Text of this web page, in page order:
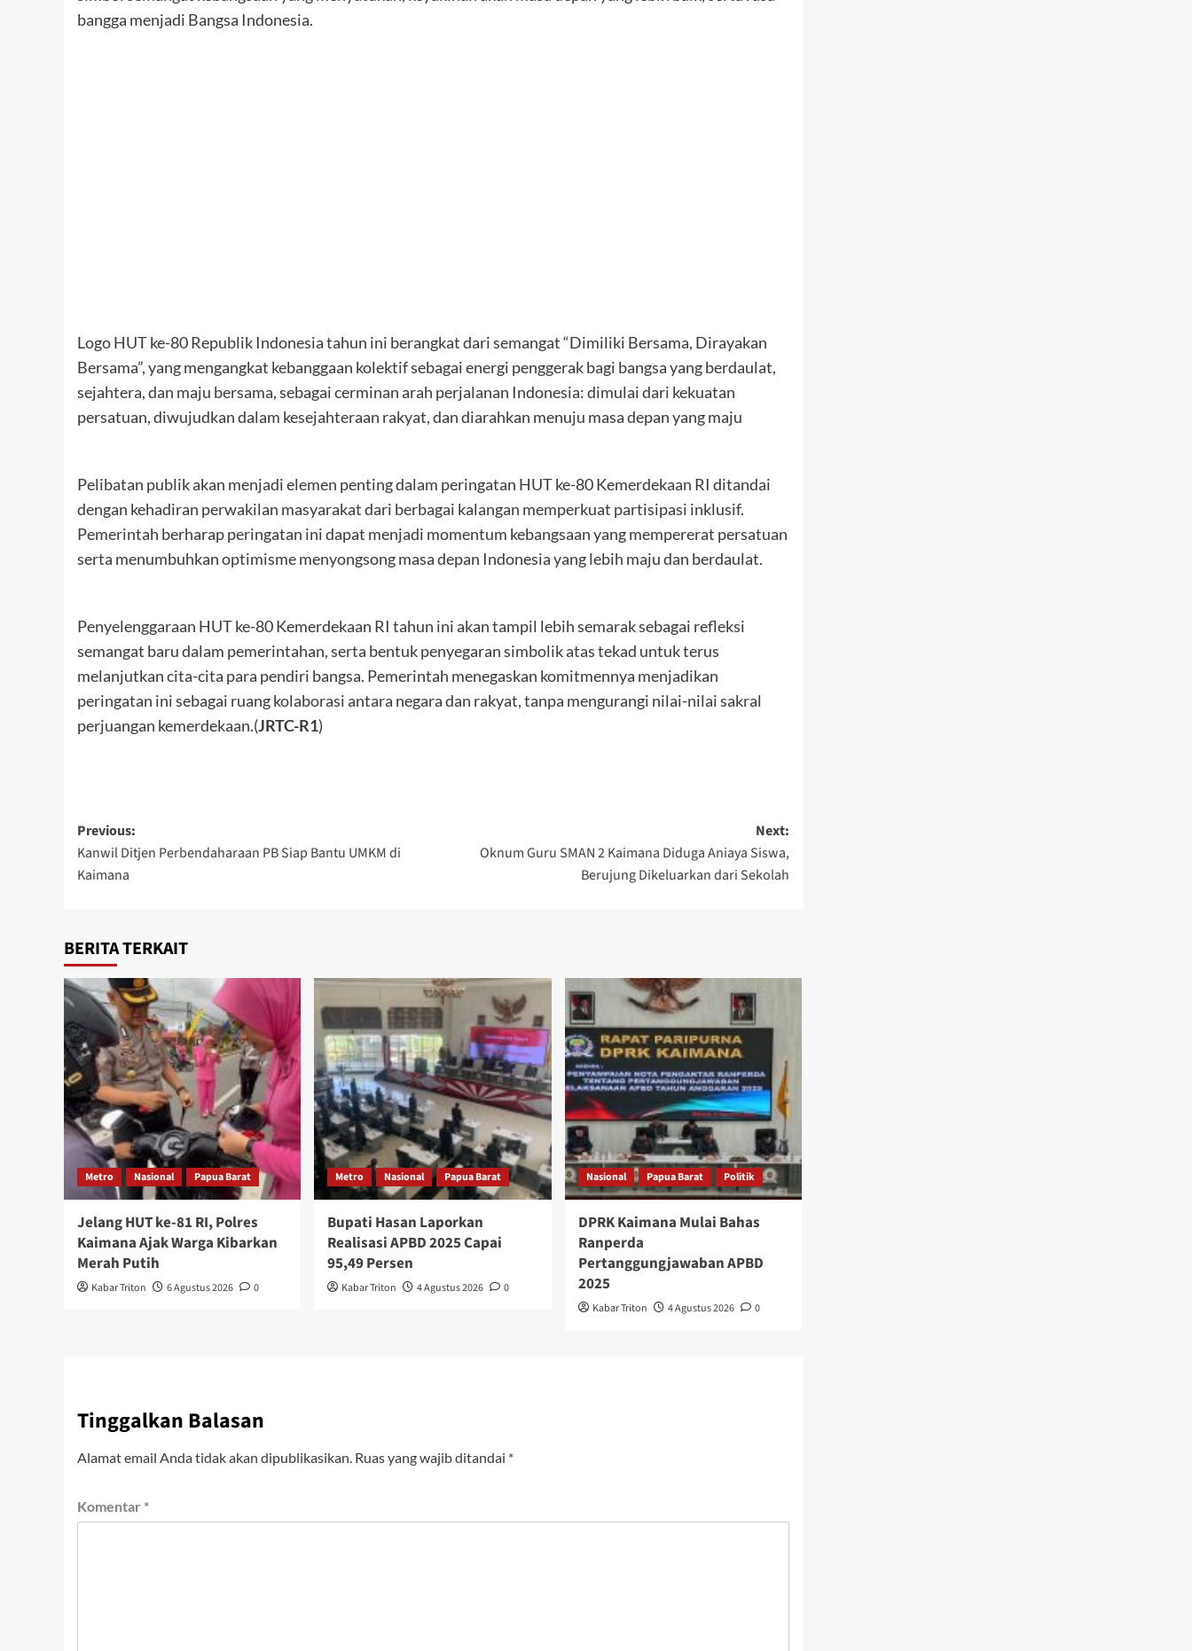
bangga menjadi Bangsa Indonesia.
Logo HUT ke-80 Republik Indonesia tahun ini berangkat dari semangat “Dimiliki Bersama, Dirayakan
Bersama”, yang mengangkat kebanggaan kolektif sebagai energi penggerak bagi bangsa yang berdaulat,
sejahtera, dan maju bersama, sebagai cerminan arah perjalanan Indonesia: dimulai dari kekuatan
persatuan, diwujudkan dalam kesejahteraan rakyat, dan diarahkan menuju masa depan yang maju
Pelibatan publik akan menjadi elemen penting dalam peringatan HUT ke-80 Kemerdekaan RI ditandai
dengan kehadiran perwakilan masyarakat dari berbagai kalangan memperkuat partisipasi inklusif.
Pemerintah berharap peringatan ini dapat menjadi momentum kebangsaan yang mempererat persatuan
serta menumbuhkan optimisme menyongsong masa depan Indonesia yang lebih maju dan berdaulat.
Penyelenggaraan HUT ke-80 Kemerdekaan RI tahun ini akan tampil lebih semarak sebagai refleksi
semangat baru dalam pemerintahan, serta bentuk penyegaran simbolik atas tekad untuk terus
melanjutkan cita-cita para pendiri bangsa. Pemerintah menegaskan komitmennya menjadikan
peringatan ini sebagai ruang kolaborasi antara negara dan rakyat, tanpa mengurangi nilai-nilai sakral
perjuangan kemerdekaan.(JRTC-R1)
Post
navigation
Previous:
Kanwil Ditjen Perbendaharaan PB Siap Bantu UMKM di
Kaimana
Next:
Oknum Guru SMAN 2 Kaimana Diduga Aniaya Siswa,
Berujung Dikeluarkan dari Sekolah
BERITA TERKAIT
Metro Nasional Papua Barat
Jelang HUT ke-81 RI, Polres
Kaimana Ajak Warga Kibarkan
Merah Putih
Kabar Triton 6 Agustus 2026 0
Metro Nasional Papua Barat
Bupati Hasan Laporkan
Realisasi APBD 2025 Capai
95,49 Persen
Kabar Triton 4 Agustus 2026 0
Nasional Papua Barat Politik
DPRK Kaimana Mulai Bahas
Ranperda
Pertanggungjawaban APBD
2025
Kabar Triton 4 Agustus 2026 0
Tinggalkan Balasan
Alamat email Anda tidak akan dipublikasikan. Ruas yang wajib ditandai *
Komentar *